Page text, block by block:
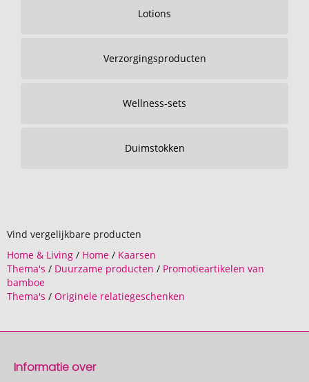
Lotions
Verzorgingsproducten
Wellness-sets
Duimstokken
Vind vergelijkbare producten
Home & Living / Home / Kaarsen
Thema's / Duurzame producten / Promotieartikelen van
bamboe
Thema's / Originele relatiegeschenken
Informatie over